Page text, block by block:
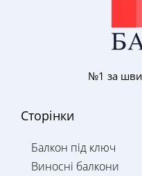
№1 за
Сторінки
Балкон під ключ
Виносні балкони